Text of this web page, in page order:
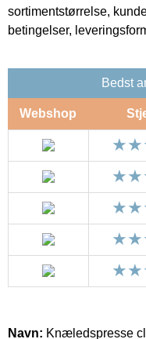
sortimentstørrelse,
betingelser,
Bedst
Webshop
Navn: Knæledspresse